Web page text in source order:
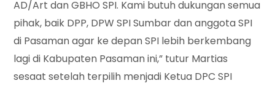
AD/Art dan GBHO SPI. Kami butuh dukungan semua
pihak, baik DPP, DPW SPI Sumbar dan anggota SPI
di Pasaman agar ke depan SPI lebih berkembang
lagi di Kabupaten Pasaman ini,” tutur Martias
sesaat setelah terpilih menjadi Ketua DPC SPI